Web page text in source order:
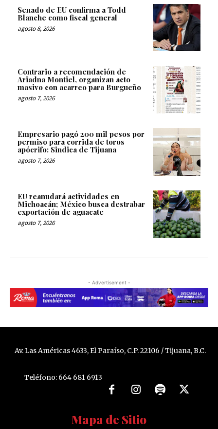
Senado de EU confirma a Todd
Blanche como fiscal general
agosto 8, 2026
Contrario a recomendación de
Ariadna Montiel, organizan acto
masivo con acarreo para Burgueño
agosto 7, 2026
Empresario pagó 200 mil pesos por
permiso para corrida de toros
apócrifo: Sindica de Tijuana
agosto 7, 2026
EU reanudará actividades en
Michoacán; México busca destrabar
exportación de aguacate
agosto 7, 2026
- Advertisement -
Av. Las Américas 4633, El Paraíso, C.P. 22106 / Tijuana, B.C.
Teléfono: 664 681 6913
Mapa de Sitio